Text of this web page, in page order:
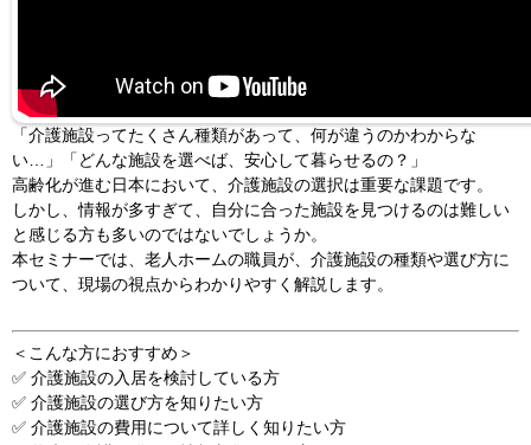
「介護施設ってたくさん種類があって、何が違うのかわからな
い…」「どんな施設を選べば、安心して暮らせるの？」
高齢化が進む日本において、介護施設の選択は重要な課題です。
しかし、情報が多すぎて、自分に合った施設を見つけるのは難しい
と感じる方も多いのではないでしょうか。
本セミナーでは、老人ホームの職員が、介護施設の種類や選び方に
ついて、現場の視点からわかりやすく解説します。
＜こんな方におすすめ＞
✅ 介護施設の入居を検討している方
✅ 介護施設の選び方を知りたい方
✅ 介護施設の費用について詳しく知りたい方